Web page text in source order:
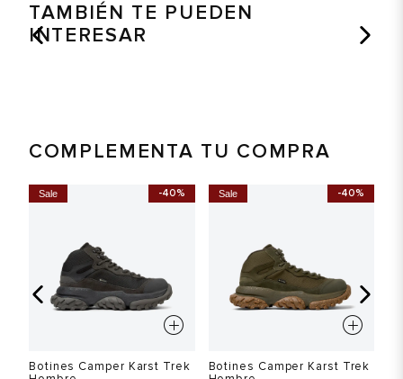
TAMBIÉN TE PUEDEN
INTERESAR
COMPLEMENTA TU COMPRA
-40%
Sale
Botines Camper Karst Trek
-40%
Sale
Botines Camper Karst Trek